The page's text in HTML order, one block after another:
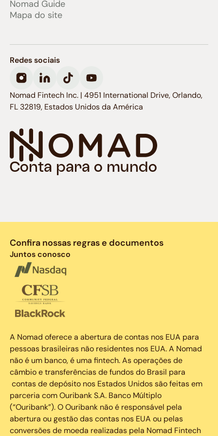
Nomad Guide
Mapa do site
Conta para o mundo
Redes sociais
Nomad Fintech Inc. | 4951 International Drive, Orlando,
FL 32819, Estados Unidos da América
Confira nossas regras e documentos
Juntos conosco
A Nomad oferece a abertura de contas nos EUA para
pessoas brasileiras não residentes nos EUA. A Nomad
não é um banco, é uma fintech. As operações de
câmbio e transferências de fundos do Brasil para
contas de depósito nos Estados Unidos são feitas em
parceria com Ouribank S.A. Banco Múltiplo
(“Ouribank”). O Ouribank não é responsável pela
abertura ou gestão das contas nos EUA ou pelas
conversões de moeda realizadas pela Nomad Fintech